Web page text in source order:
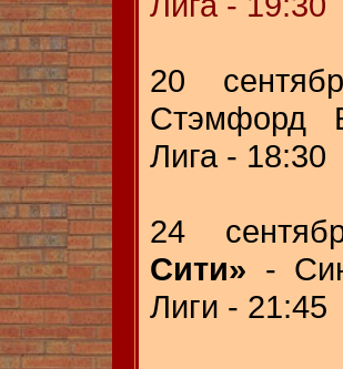
20
Стэмфорд
Лига - 18:30
24
Сити» -
Лиги - 21:45